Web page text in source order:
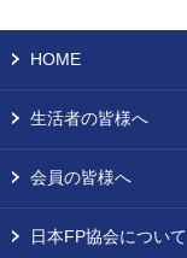
HOME
生活者の皆様へ
会員の皆様へ
日本FP協会について